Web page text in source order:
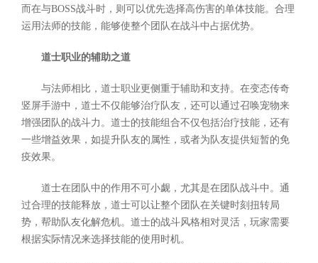
而在与BOSS战斗时，则可以优先选择高伤害的单体技能。合理
运用法师的技能，能够使整个团队在战斗中占据优势。
道士职业的辅助之道
与法师相比，道士职业更侧重于辅助和支持。在变态传奇
竖屏手游中，道士不仅能够治疗队友，还可以通过召唤宠物来
增强团队的战斗力。道士的技能组合不仅包括治疗技能，还有
一些增益效果，如提升队友的属性，或者为队友提供短暂的免
疫效果。
道士在团队中的作用不可小觑，尤其是在团队战斗中。通
过合理的技能释放，道士可以让整个团队在关键时刻扭转局
势，帮助队友化解危机。道士的战斗风格相对灵活，玩家需要
根据实际情况来选择技能的使用时机。